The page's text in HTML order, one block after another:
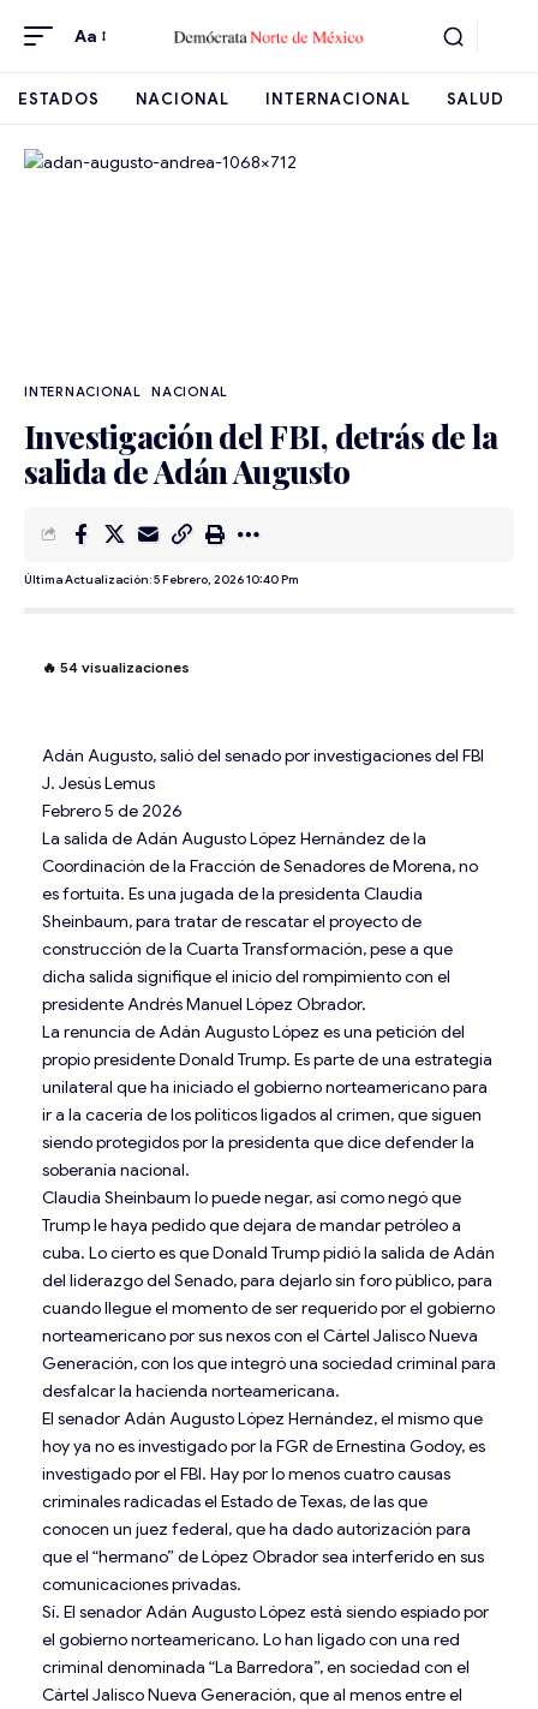
Aa
ESTADOS NACIONAL INTERNACIONAL SALUD
INTERNACIONAL NACIONAL
Investigación del FBI, detrás de la
salida de Adán Augusto
Última Actualización: 5 Febrero, 2026 10:40 Pm
🔥 54 visualizaciones
Adán Augusto, salió del senado por investigaciones del FBI
J. Jesús Lemus
Febrero 5 de 2026
La salida de Adán Augusto López Hernández de la
Coordinación de la Fracción de Senadores de Morena, no
es fortuita. Es una jugada de la presidenta Claudia
Sheinbaum, para tratar de rescatar el proyecto de
construcción de la Cuarta Transformación, pese a que
dicha salida signifique el inicio del rompimiento con el
presidente Andrés Manuel López Obrador.
La renuncia de Adán Augusto López es una petición del
propio presidente Donald Trump. Es parte de una estrategia
unilateral que ha iniciado el gobierno norteamericano para
ir a la cacería de los políticos ligados al crimen, que siguen
siendo protegidos por la presidenta que dice defender la
soberanía nacional.
Claudia Sheinbaum lo puede negar, así como negó que
Trump le haya pedido que dejara de mandar petróleo a
cuba. Lo cierto es que Donald Trump pidió la salida de Adán
del liderazgo del Senado, para dejarlo sin foro público, para
cuando llegue el momento de ser requerido por el gobierno
norteamericano por sus nexos con el Cártel Jalisco Nueva
Generación, con los que integró una sociedad criminal para
desfalcar la hacienda norteamericana.
El senador Adán Augusto López Hernández, el mismo que
hoy ya no es investigado por la FGR de Ernestina Godoy, es
investigado por el FBI. Hay por lo menos cuatro causas
criminales radicadas el Estado de Texas, de las que
conocen un juez federal, que ha dado autorización para
que el “hermano” de López Obrador sea interferido en sus
comunicaciones privadas.
Sí. El senador Adán Augusto López está siendo espiado por
el gobierno norteamericano. Lo han ligado con una red
criminal denominada “La Barredora”, en sociedad con el
Cártel Jalisco Nueva Generación, que al menos entre el